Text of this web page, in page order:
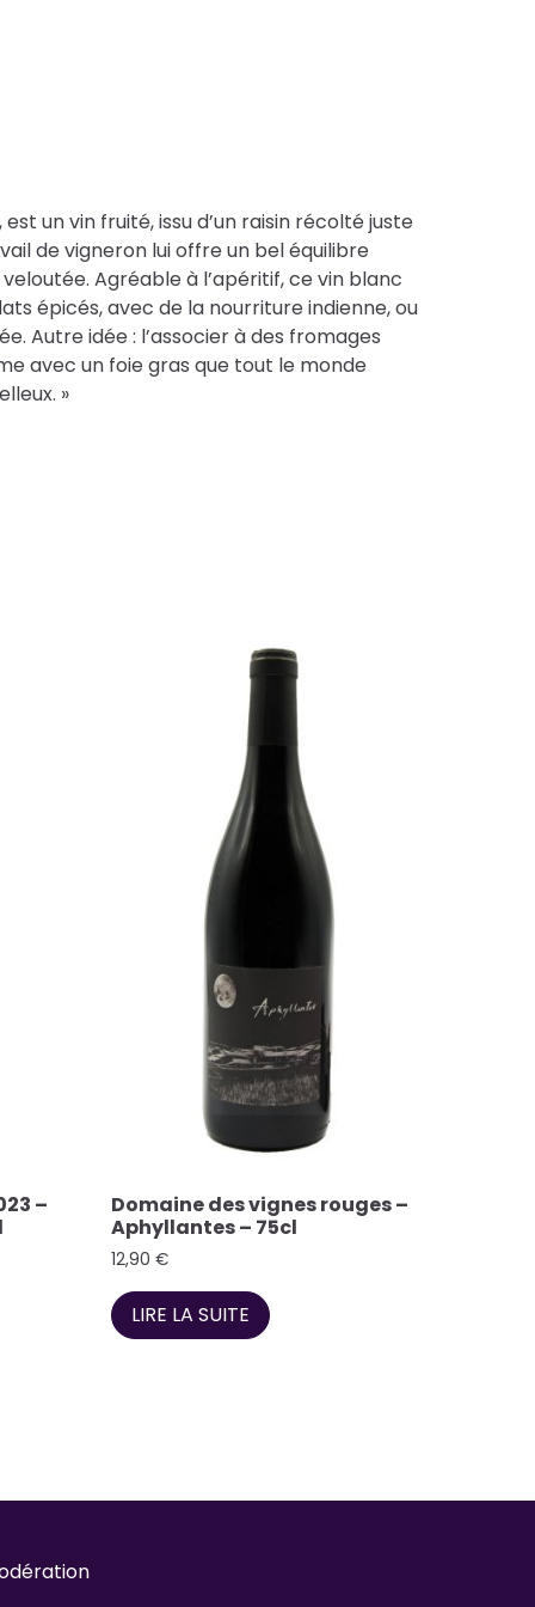
, est un vin fruité, issu d’un raisin récolté juste
de vigneron lui offre un bel équilibre
Agréable à l’apéritif, ce vin blanc
épicés, avec de la nourriture indienne, ou
Autre idée : l’associer à des fromages
avec un foie gras que tout le monde
»
–
Domaine des vignes rouges –
Aphyllantes – 75cl
12,90€
LIRE LA SUITE